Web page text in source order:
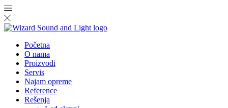
Početna
O nama
Proizvodi
Servis
Najam opreme
Reference
Rešenja